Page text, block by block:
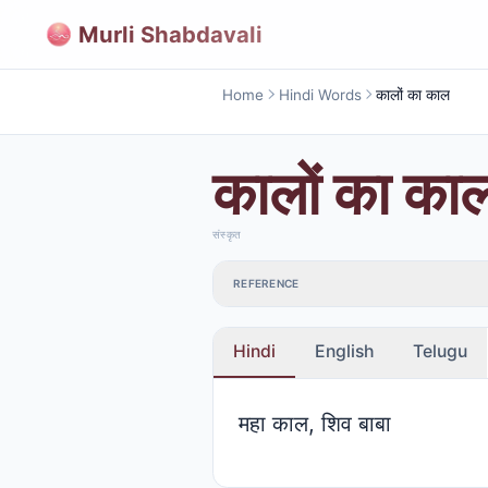
Murli Shabdavali
Home Hindi Words कालों का काल
कालों का
संस्कृत
REFERENCE
Hindi English Telugu
महा काल, शिव बाबा